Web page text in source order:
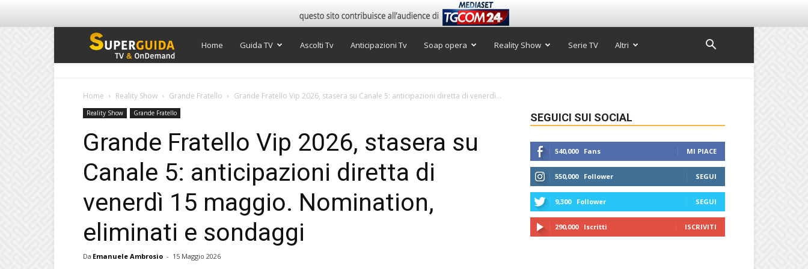
Super
Home Guida TV Ascolti Tv Anticipazioni Tv Soap opera Reality Show Serie TV Altri
Home Reality Show Grande Fratello Grande Fratello Vip 2026, stasera su Canale 5: anticipazioni diretta di venerdì...
Reality Show Grande Fratello
Grande Fratello Vip 2026, stasera su
Canale 5: anticipazioni diretta di
venerdì 15 maggio. Nomination,
eliminati e sondaggi
Da Emanuele Ambrosio - 15 Maggio 2026
SEGUICI SUI SOCIAL
540,000 Fans MI PIACE
550,000 Follower SEGUI
9,300 Follower SEGUI
290,000 Iscritti ISCRIVITI